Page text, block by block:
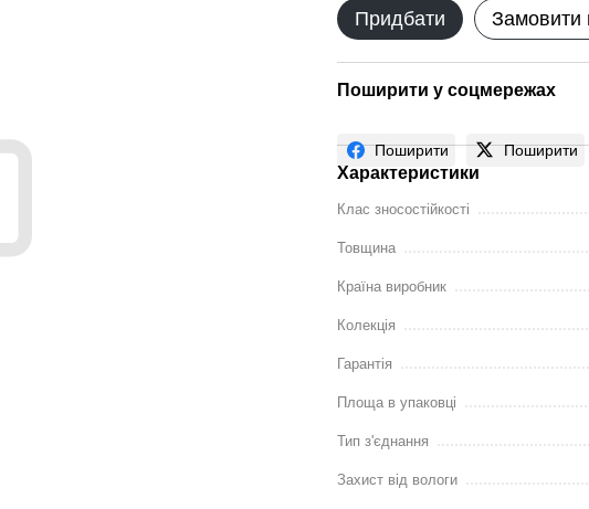
Придбати Замовити
Поширити у соцмережах
Поширити Поширити
Характеристики
Клас зносостійкості
Товщина
Країна виробник
Колекція
Гарантія
Площа в упаковці
Тип з'єднання
Захист від вологи